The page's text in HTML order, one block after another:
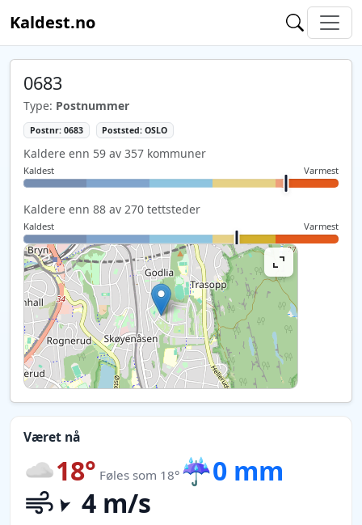
Kaldest.no
0683
Type: Postnummer
Postnr: 0683 Poststed: OSLO
Kaldere enn 59 av 357 kommuner
Kaldest Varmest
Kaldere enn 88 av 270 tettsteder
Kaldest Varmest
Været nå
18° Føles som 18° ☔0 mm
4 m/s